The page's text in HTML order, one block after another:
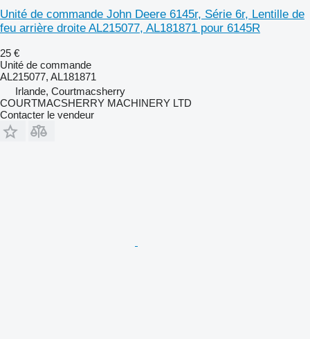
Unité de commande John Deere 6145r, Série 6r, Lentille de
feu arrière droite AL215077, AL181871 pour 6145R
25 €
Unité de commande
AL215077, AL181871
Irlande, Courtmacsherry
COURTMACSHERRY MACHINERY LTD
Contacter le vendeur